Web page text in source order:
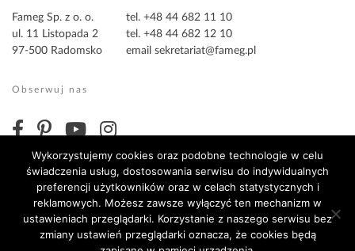
Fameg Sp. z o. o.
ul. 11 Listopada 2
97-500 Radomsko
tel. +48 44 682 11 10
tel. +48 44 682 12 10
email sekretariat@fameg.pl
Obserwuj nas
Copyright ©2026 Fameg. Wszystkie prawa zastrzeżone
Wykorzystujemy cookies oraz podobne technologie w celu
świadczenia usług, dostosowania serwisu do indywidualnych
preferencji użytkowników oraz w celach statystycznych i
reklamowych. Możesz zawsze wyłączyć ten mechanizm w
ustawieniach przeglądarki. Korzystanie z naszego serwisu bez
zmiany ustawień przeglądarki oznacza, że cookies będą